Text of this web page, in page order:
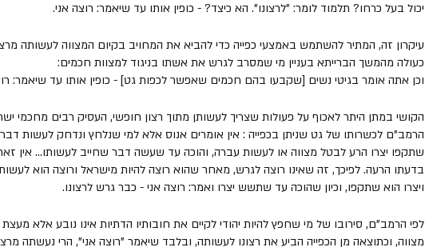
יכול בעל כרחו? תלמוד לומר: "לרצונו". הא כיצד? - כופין אותו עד שיאמר: רוצה אני.
עיקרון זה, המתיר להשתמש באמצעי כפייה כדי להביא את המחויב בקיום המצווה לעשותה
כעולה מהמשך הברייתא בעניין מי שמסרב לגרש את אשתו בניגוד למצוות חכמים:
וכן אתה אומר בגיטי נשים [שקבעו בהם חכמים שאפשר לכפות גט] - כופין אותו עד שיאמר:
הקושי במתן היתר לאכוף על פעולות שצריך לעשותן מתוך רצון חופשי, העסיק רבים מחכמי
הרמב"ם לכשרותו של גט שניתן בכפייה : אין אומרים אנוס אלא למי שנלחץ ונדחק לעשות
שתקפו יצרו הרע לבטל מצווה או לעשות עברה, והוכה עד שעשה דבר שחייב לעשותו... אין
בדעתו הרעה. לפיכך, זה שאינו רוצה לגרש, מאחר שהוא רוצה להיות מישראל ורוצה הוא
ויצרו הוא שתקפו, וכיון שהוכה עד שתשש יצרו ואמר: רוצה אני - כבר גרש לרצונו.
לפי הרמב"ם, סירובו של מי שחפץ להיות יהודי לקיים את חובותיו הדתיות אינו נובע אלא מעצת
מצווה, וכתוצאה מן הכפייה הביע את רצונו לעשותה, ובלבד שיאמר "רוצה אני", הרי נעשתה